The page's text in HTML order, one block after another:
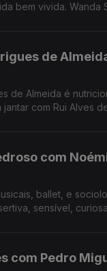
bem vivida.
de
nutricionista e a co-autora do livro
jantar com Rui Alves
com
ballet, e
com Pedro